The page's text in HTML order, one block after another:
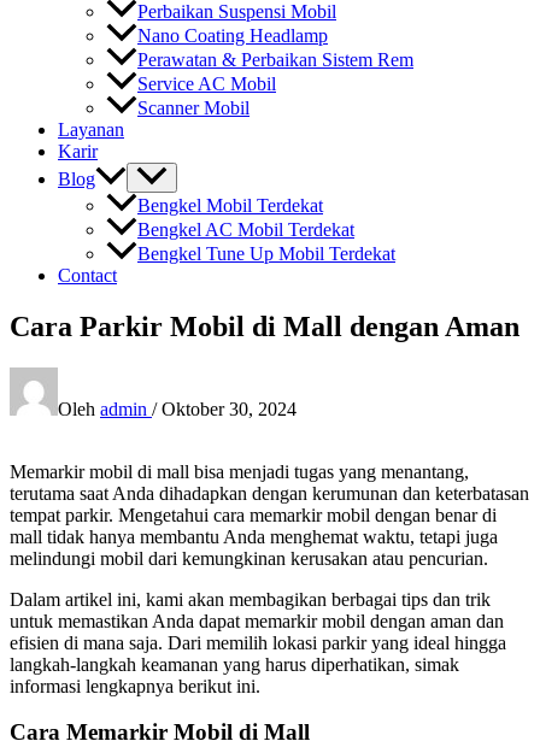
Perbaikan Suspensi Mobil
Nano Coating Headlamp
Perawatan & Perbaikan Sistem Rem
Service AC Mobil
Scanner Mobil
Layanan
Karir
Blog
Bengkel Mobil Terdekat
Bengkel AC Mobil Terdekat
Bengkel Tune Up Mobil Terdekat
Contact
Cara Parkir Mobil di Mall dengan Aman
Oleh admin /Oktober 30, 2024
Memarkir mobil di mall bisa menjadi tugas yang menantang,
terutama saat Anda dihadapkan dengan kerumunan dan keterbatasan
tempat parkir. Mengetahui cara memarkir mobil dengan benar di
mall tidak hanya membantu Anda menghemat waktu, tetapi juga
melindungi mobil dari kemungkinan kerusakan atau pencurian.
Dalam artikel ini, kami akan membagikan berbagai tips dan trik
untuk memastikan Anda dapat memarkir mobil dengan aman dan
efisien di mana saja. Dari memilih lokasi parkir yang ideal hingga
langkah-langkah keamanan yang harus diperhatikan, simak
informasi lengkapnya berikut ini.
Cara Memarkir Mobil di Mall